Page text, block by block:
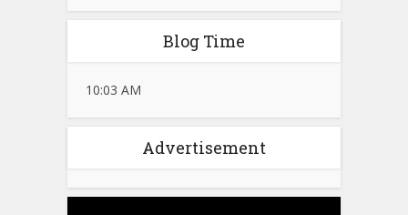
Blog Time
10:03 AM
Advertisement